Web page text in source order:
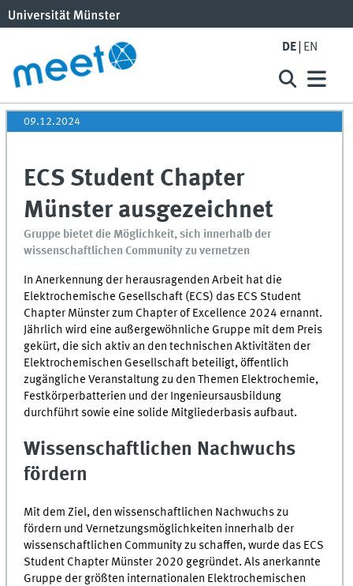
DE EN
09.12.2024
ECS Student Chapter
Münster ausgezeichnet
Gruppe bietet die Möglichkeit, sich innerhalb der
wissenschaftlichen Community zu vernetzen
In Anerkennung der herausragenden Arbeit hat die
Elektrochemische Gesellschaft (ECS) das ECS Student
Chapter Münster zum Chapter of Excellence 2024 ernannt.
Jährlich wird eine außergewöhnliche Gruppe mit dem Preis
gekürt, die sich aktiv an den technischen Aktivitäten der
Elektrochemischen Gesellschaft beteiligt, öffentlich
zugängliche Veranstaltung zu den Themen Elektrochemie,
Festkörperbatterien und der Ingenieursausbildung
durchführt sowie eine solide Mitgliederbasis aufbaut.
Wissenschaftlichen Nachwuchs
fördern
Mit dem Ziel, den wissenschaftlichen Nachwuchs zu
fördern und Vernetzungsmöglichkeiten innerhalb der
wissenschaftlichen Community zu schaffen, wurde das ECS
Student Chapter Münster 2020 gegründet. Als anerkannte
Gruppe der größten internationalen Elektrochemischen